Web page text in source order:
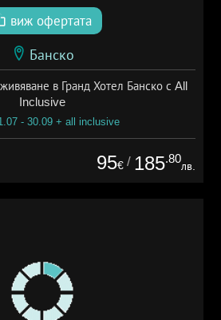
виж офертата
Банско
в Гранд Хотел Банско с All
Inclusive
- 30.09 + all inclusive
95€ / 185.80
лв.